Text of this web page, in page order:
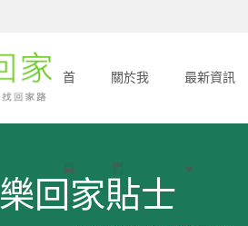
首
頁
關於我
們
最新資訊
樂回家貼士